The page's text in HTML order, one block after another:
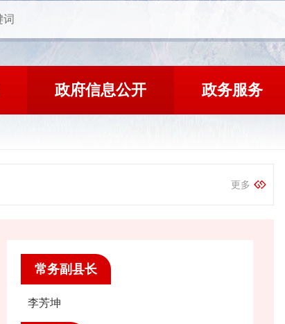
政府信息公开 政务服务
更多
常务副县长
李芳坤